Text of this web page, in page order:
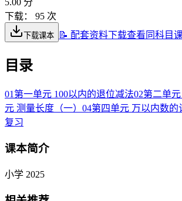
5.00 分
下载：
95 次
下载课本 📝 配套资料下载查看同科目
目录
01 第一单元 100以内的退位减法02第二单
元 测量长度（一） 04第四单元 万以内数的
复习
课本简介
小学 2025